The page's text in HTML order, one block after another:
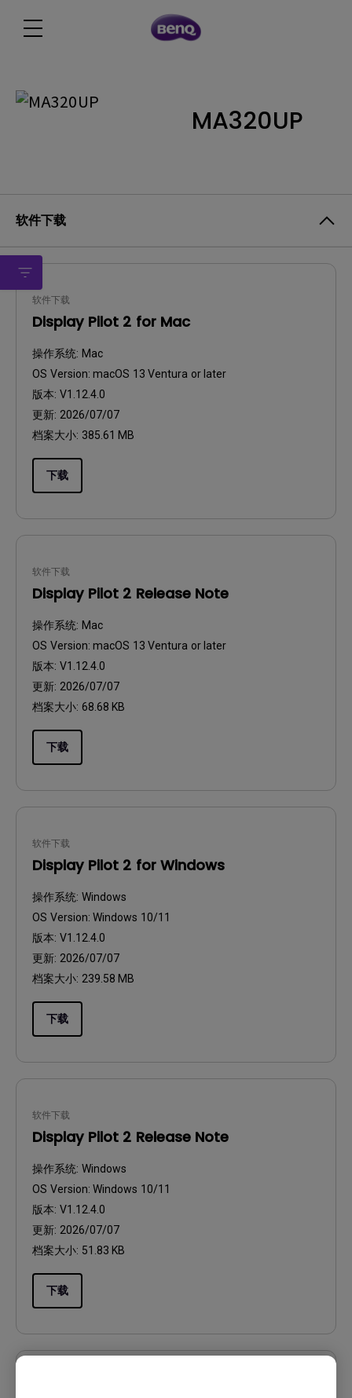
MA320UP
软件下载
软件下载
Display Pilot 2 for Mac
操作系统: Mac
OS Version: macOS 13 Ventura or later
版本: V1.12.4.0
更新: 2026/07/07
档案大小: 385.61 MB
下载
软件下载
Display Pilot 2 Release Note
操作系统: Mac
OS Version: macOS 13 Ventura or later
版本: V1.12.4.0
更新: 2026/07/07
档案大小: 68.68 KB
下载
软件下载
Display Pilot 2 for Windows
操作系统: Windows
OS Version: Windows 10/11
版本: V1.12.4.0
更新: 2026/07/07
档案大小: 239.58 MB
下载
软件下载
Display Pilot 2 Release Note
操作系统: Windows
OS Version: Windows 10/11
版本: V1.12.4.0
更新: 2026/07/07
档案大小: 51.83 KB
下载